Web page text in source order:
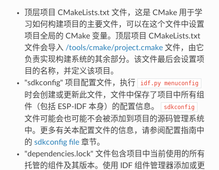
顶层项目 CMakeLists.txt 文件，这是 CMake 用于学
习如何构建项目的主要文件，可以在这个文件中设置
项目全局的 CMake 变量。顶层项目 CMakeLists.txt
文件会导入 /tools/cmake/project.cmake文件，由它
负责实现构建系统的其余部分。该文件最后会设置项
目的名称，并定义该项目。
"sdkconfig" 项目配置文件，执行
idf.py menuconfig
时会创建或更新此文件，文件中保存了项目中所有组
件（包括 ESP-IDF 本身）的配置信息。
sdkconfig
文件可能会也可能不会被添加到项目的源码管理系统
中。更多有关本配置文件的信息，请参阅配置指南中
的 sdkconfig file章节。
"dependencies.lock" 文件包含项目中当前使用的所有
托管的组件及其版本。使用 IDF 组件管理器添加或更